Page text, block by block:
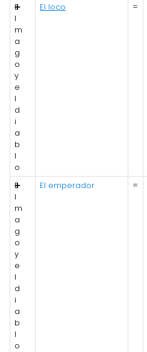
E
l
m
a
g
o
y
e
l
d
i
a
b
l
o
➕ El loco =
E
l
m
a
g
o
y
e
l
d
i
a
b
l
o
➕ El emperador =